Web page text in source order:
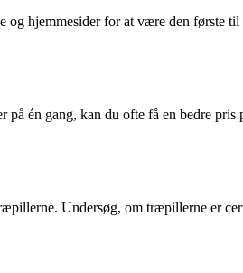
hjemmesider for at være den første
én gang, kan du ofte få en bedre
Undersøg, om træpillerne er